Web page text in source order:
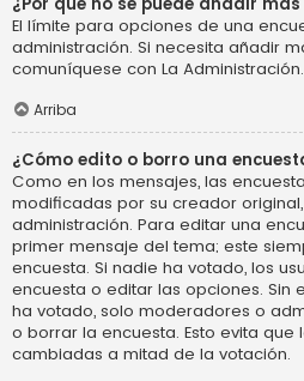
El límite para opciones de una
administración. Si necesita añadir
comuníquese con La Administración.
Arriba
¿Cómo edito o borro una
Como en los mensajes, las
modificadas por su creador
administración. Para editar una
primer mensaje del tema; este
encuesta. Si nadie ha votado, los
encuesta o editar las opciones. Sin
ha votado, solo moderadores o
o borrar la encuesta. Esto evita que
cambiadas a mitad de la votación.